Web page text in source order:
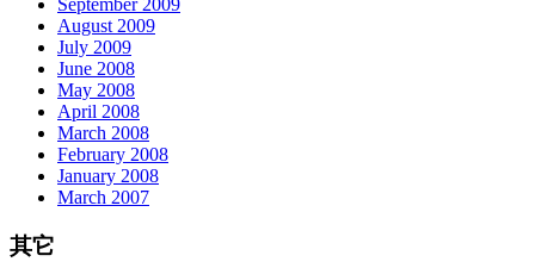
September 2009
August 2009
July 2009
June 2008
May 2008
April 2008
March 2008
February 2008
January 2008
March 2007
其它